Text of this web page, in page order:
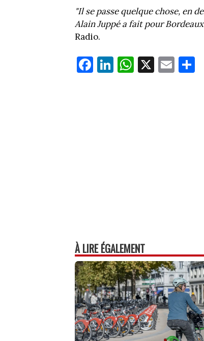
"Il se passe quelque chose, en
Alain Juppé a fait pour
Radio.
Fa
ce
Li
nk
W
ha
X E
m
À LIRE ÉGALEMENT